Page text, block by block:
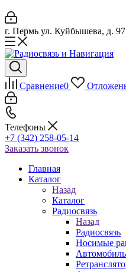
г. Пермь ул. Куйбышева, д. 97
Сравнение0
Телефоны
+7 (342) 258-05-14
Заказать звонок
Главная
Каталог
Назад
Каталог
Радиосвязь
Назад
Радиосвязь
Носимые